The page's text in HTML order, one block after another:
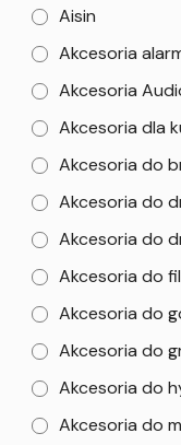
Aisin
Akcesoria
Akcesoria
Akcesoria dla
Akcesoria do
Akcesoria do
Akcesoria do
Akcesoria do
Akcesoria do
Akcesoria do
Akcesoria do
Akcesoria do